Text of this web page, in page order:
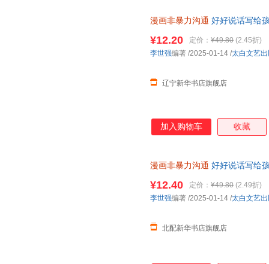
漫画非暴力沟通 好好说话写给
¥12.20 定价： ¥49.80 (2.45折)
辽宁新华书店旗舰店
李世强编著 /2025-01-14 /太白文艺
加入购物车 收藏
漫画非暴力沟通 好好说话写给
¥12.40 定价： ¥49.80 (2.49折)
北配新华书店旗舰店
李世强编著 /2025-01-14 /太白文艺